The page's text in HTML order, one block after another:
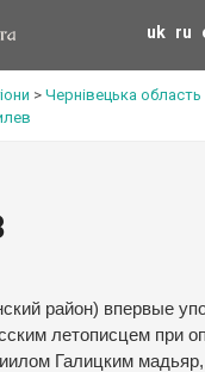
uk ru
> Чернівецька область
район) впервые
летописцем при
Галицким